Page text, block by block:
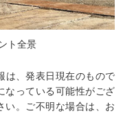
ト全景
は、発表日現在のもので
なっている可能性がござ
い。ご不明な場合は、お